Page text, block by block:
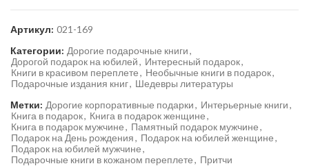
Артикул: 021-169
Категории: Дорогие подарочные книги,
Дорогой подарок на юбилей, Интересный подарок,
Книги в красивом переплете, Необычные книги в подарок,
Подарочные издания книг, Шедевры литературы
Метки: Дорогие корпоративные подарки, Интерьерные книги,
Книга в подарок, Книга в подарок женщине,
Книга в подарок мужчине, Памятный подарок мужчине,
Подарок на День рождения, Подарок на юбилей женщине,
Подарок на юбилей мужчине,
Подарочные книги в кожаном переплете, Притчи